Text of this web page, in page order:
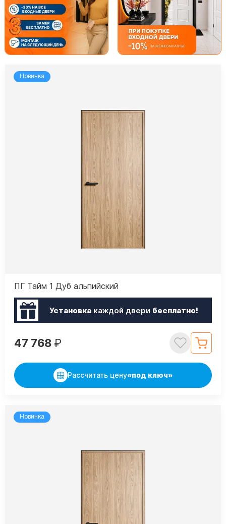
Новинка
ПГ Тайм 1 Дуб альпийский
Установкакаждой двери бесплатно!
47 768 ₽
Рассчитать цену«под ключ»
Новинка